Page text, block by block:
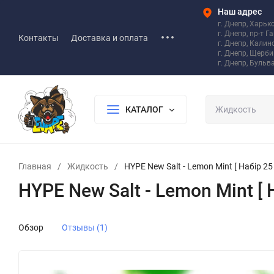
Контакты Доставка и оплата
Наш адрес
г. Днепр,
г. Днепр, пр-т
г. Днепр,
г. Днепр,
г. Днепр,
КАТАЛОГ
Главная / Жидкость / HYPE New Salt - Lemon Mint [ Набір
HYPE New Salt - Lemon Mint [
Обзор Отзывы (1)